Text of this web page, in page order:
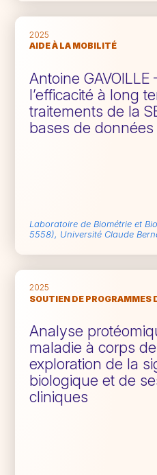
2025
AIDE À LA MOBILITÉ
Antoine GAVOILLE
l’efficacité à long
traitements de la
bases de
Laboratoire de Biométrie et
5558), Université Claude
2025
SOUTIEN DE PROGRAMMES
Analyse
maladie à corps
exploration de la
biologique et de
cliniques